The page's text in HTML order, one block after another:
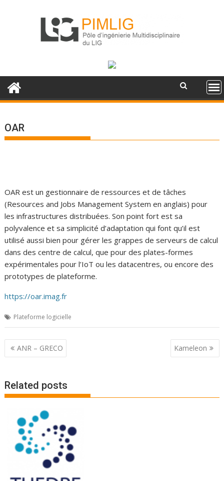
c
n
OAR
OAR est un gestionnaire de ressources et de tâches
(Resources and Jobs Management System en anglais) pour
les infrastructures distribuées. Son point fort est sa
polyvalence et sa simplicité d’adaptation qui font qu’il est
utilisé aussi bien pour gérer les grappes de serveurs de calcul
dans des centre de calcul, que pour des plates-formes
expérimentales pour l’IoT ou les datacentres, ou encore des
prototypes de plateforme.
https://oar.imag.fr
Plateforme logicielle
P
o
t
n
ANR – GRECO Kameleon
Related posts